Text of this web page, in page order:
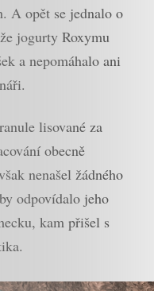
A opět se jednalo o
jogurty Roxymu
a nepomáhalo ani
lisované za
obecně
nenašel žádného
odpovídalo jeho
kam přišel s